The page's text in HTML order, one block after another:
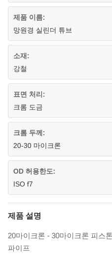
제품 이름:
망원경 실린더 튜브
소재:
강철
표면 처리:
크롬 도금
크롬 두께:
20-30 마이크론
OD 허용한도:
ISO f7
제품 설명
20마이크론 - 30마이크론 피스
파이프